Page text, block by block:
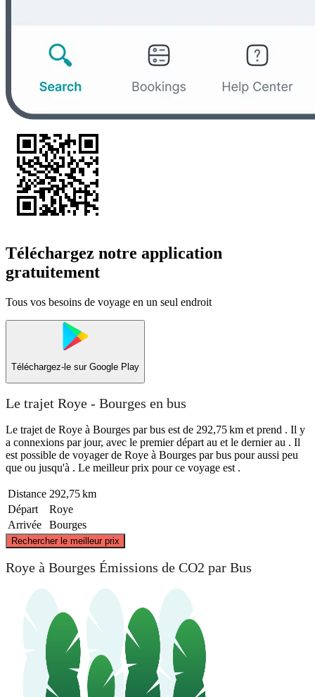
Téléchargez notre application
gratuitement
Tous vos besoins de voyage en un seul endroit
Téléchargez-le sur Google Play
Le trajet Roye - Bourges en bus
Le trajet de Roye à Bourges par bus est de 292,75 km et prend . Il y
a connexions par jour, avec le premier départ au et le dernier au . Il
est possible de voyager de Roye à Bourges par bus pour aussi peu
que ou jusqu'à . Le meilleur prix pour ce voyage est .
Distance 292,75 km
Départ
Roye
Arrivée
Bourges
Rechercher le meilleur prix
Roye à Bourges Émissions de CO2 par Bus